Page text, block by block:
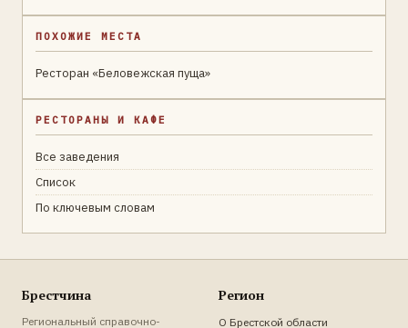
ПОХОЖИЕ МЕСТА
Ресторан «Беловежская пуща»
РЕСТОРАНЫ И КАФЕ
Все заведения
Список
По ключевым словам
Брестчина
Региональный справочно-
Регион
О Брестской области